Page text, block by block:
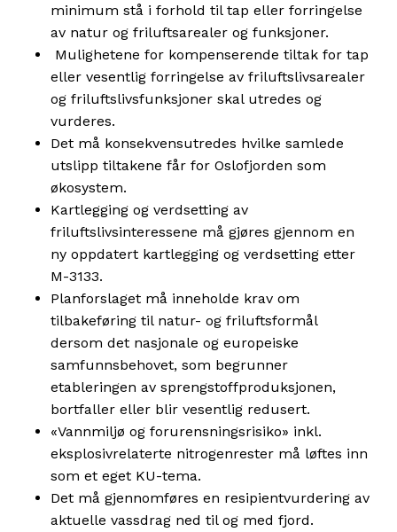
minimum stå i forhold til tap eller forringelse
av natur og friluftsarealer og funksjoner.
Mulighetene for kompenserende tiltak for tap
eller vesentlig forringelse av friluftslivsarealer
og friluftslivsfunksjoner skal utredes og
vurderes.
Det må konsekvensutredes hvilke samlede
utslipp tiltakene får for Oslofjorden som
økosystem.
Kartlegging og verdsetting av
friluftslivsinteressene må gjøres gjennom en
ny oppdatert kartlegging og verdsetting etter
M-3133.
Planforslaget må inneholde krav om
tilbakeføring til natur- og friluftsformål
dersom det nasjonale og europeiske
samfunnsbehovet, som begrunner
etableringen av sprengstoffproduksjonen,
bortfaller eller blir vesentlig redusert.
«Vannmiljø og forurensningsrisiko» inkl.
eksplosivrelaterte nitrogenrester må løftes inn
som et eget KU-tema.
Det må gjennomføres en resipientvurdering av
aktuelle vassdrag ned til og med fjord.